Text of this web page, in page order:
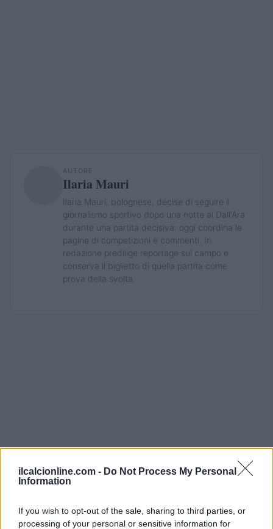
ilcalcionline.com - Do Not Process My Personal
Information
If you wish to opt-out of the sale, sharing to third parties, or
processing of your personal or sensitive information for
AUTORE
Ilaria Mauri
Ilaria Mauri, bolognese, decise di seguire il
giornalismo sportivo dopo una notte al Dall'Ara
durante una partita decisiva: oggi coordina le
pagine di competizioni e commenti. In
redazione predilige reportage sul campo e
conserva il biglietto di quella partita come
prova della svolta.